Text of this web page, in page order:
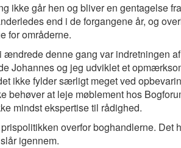
ikke går hen og bliver en gentagelse
end i de forgangene år, og
for områderne.
ændrede denne gang var indretningen
Johannes og jeg udviklet et
ikke fylder særligt meget ved
behøver at leje møblement hos
mindst ekspertise til rådighed.
overfor boghandlerne. Det
igennem.